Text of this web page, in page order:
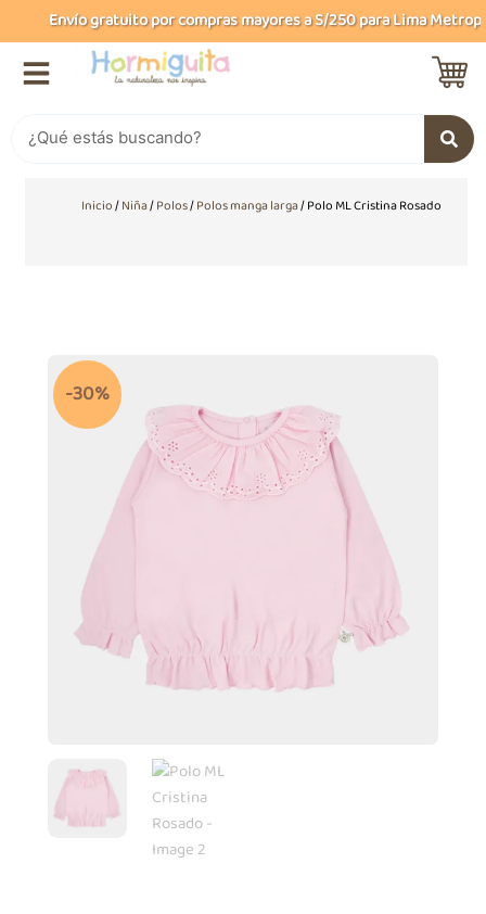
al
contenido
Envío gratuito por compras mayores a S/250 para Lima
Inicio/Niña/Polos/Polos manga larga/ Polo ML Cristina Rosado
-30%